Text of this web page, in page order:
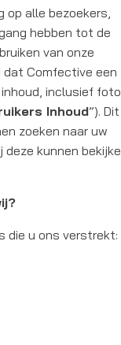
op alle bezoekers,
hebben tot de
van onze
dat Comfective een
inclusief
Inhoud”). Dit
zoeken naar uw
deze kunnen
die u ons verstrekt: